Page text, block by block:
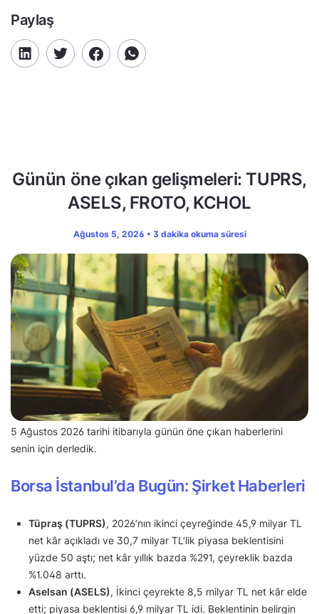
Paylaş
Günün öne çıkan gelişmeleri: TUPRS,
ASELS, FROTO, KCHOL
Ağustos 5, 2026 • 3 dakika okuma süresi
5 Ağustos 2026 tarihi itibarıyla günün öne çıkan haberlerini
senin için derledik.
Borsa İstanbul’da Bugün: Şirket Haberleri
Tüpraş (TUPRS), 2026’nın ikinci çeyreğinde 45,9 milyar TL
net kâr açıkladı ve 30,7 milyar TL’lik piyasa beklentisini
yüzde 50 aştı; net kâr yıllık bazda %291, çeyreklik bazda
%1.048 arttı.
Aselsan (ASELS), İkinci çeyrekte 8,5 milyar TL net kâr elde
etti; piyasa beklentisi 6,9 milyar TL idi. Beklentinin belirgin